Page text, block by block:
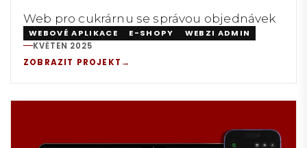
Web pro cukrárnu se správou objednávek
WEBOVÉ APLIKACE E-SHOPY
WEBZI ADMIN
REALIZACE:
KVĚTEN 2025
ZOBRAZIT PROJEKT →